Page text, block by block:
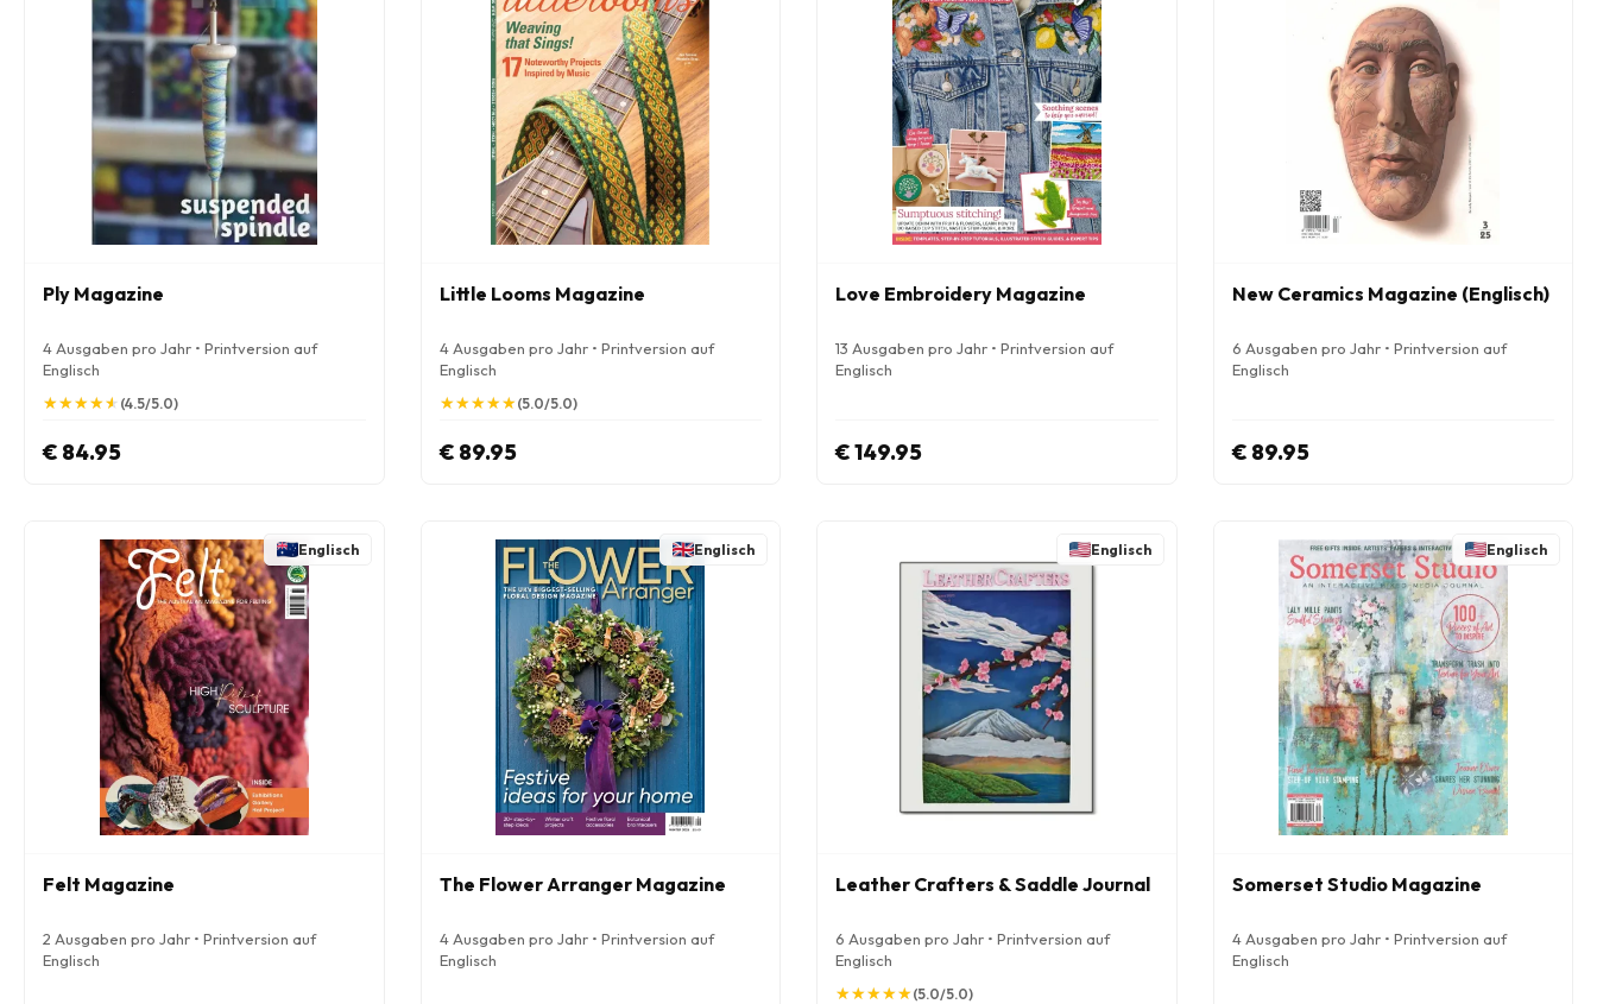
Ply Magazine
4 Ausgaben pro Jahr • Printversion auf
Englisch
★
★★
★★
★★
★★
★ (4.5/5.0)
€ 84.95
Little Looms Magazine
4 Ausgaben pro Jahr • Printversion auf
Englisch
★
★★
★★
★★
★★
★(5.0/5.0)
€ 89.95
Love Embroidery Magazine
13 Ausgaben pro Jahr • Printversion auf
Englisch
€ 149.95
New Ceramics Magazine (Englisch)
6 Ausgaben pro Jahr • Printversion auf
Englisch
€ 89.95
Englisch
Felt Magazine
2 Ausgaben pro Jahr • Printversion auf
Englisch
Englisch
The Flower Arranger Magazine
4 Ausgaben pro Jahr • Printversion auf
Englisch
Englisch
Leather Crafters & Saddle Journal
6 Ausgaben pro Jahr • Printversion auf
Englisch
★
★★
★★
★★
★★
★(5.0/5.0)
Englisch
Somerset Studio Magazine
4 Ausgaben pro Jahr • Printversion auf
Englisch